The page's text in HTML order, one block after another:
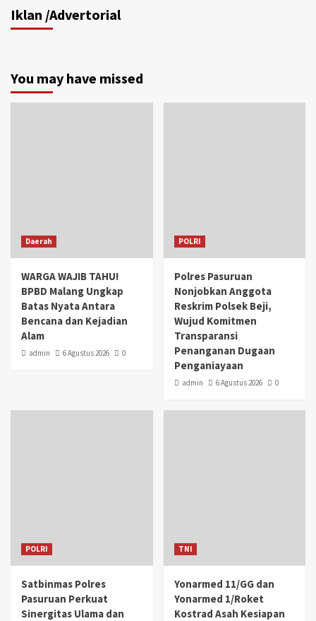
Iklan /Advertorial
You may have missed
Daerah
WARGA WAJIB TAHU!
BPBD Malang Ungkap
Batas Nyata Antara
Bencana dan Kejadian
Alam
admin 6 Agustus 2026 0
POLRI
Polres Pasuruan
Nonjobkan Anggota
Reskrim Polsek Beji,
Wujud Komitmen
Transparansi
Penanganan Dugaan
Penganiayaan
admin 6 Agustus 2026 0
POLRI
Satbinmas Polres
Pasuruan Perkuat
Sinergitas Ulama dan
TNI
Yonarmed 11/GG dan
Yonarmed 1/Roket
Kostrad Asah Kesiapan